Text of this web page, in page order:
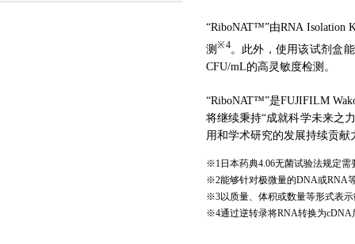
“RiboNAT™”由RNA Isolation
测※4。此外，使用该试剂盒
CFU/mL的高灵敏度检测。
“RiboNAT™”是FUJIFILM
将继续秉持“成就科学未来之
用和学术研究的发展持续贡献
※1日本药典4.06无菌试验法规定需
※2能够针对极微量的DNA或RNA
※3以质量、体积或数量等形式表
※4通过逆转录将RNA转换为cDNA